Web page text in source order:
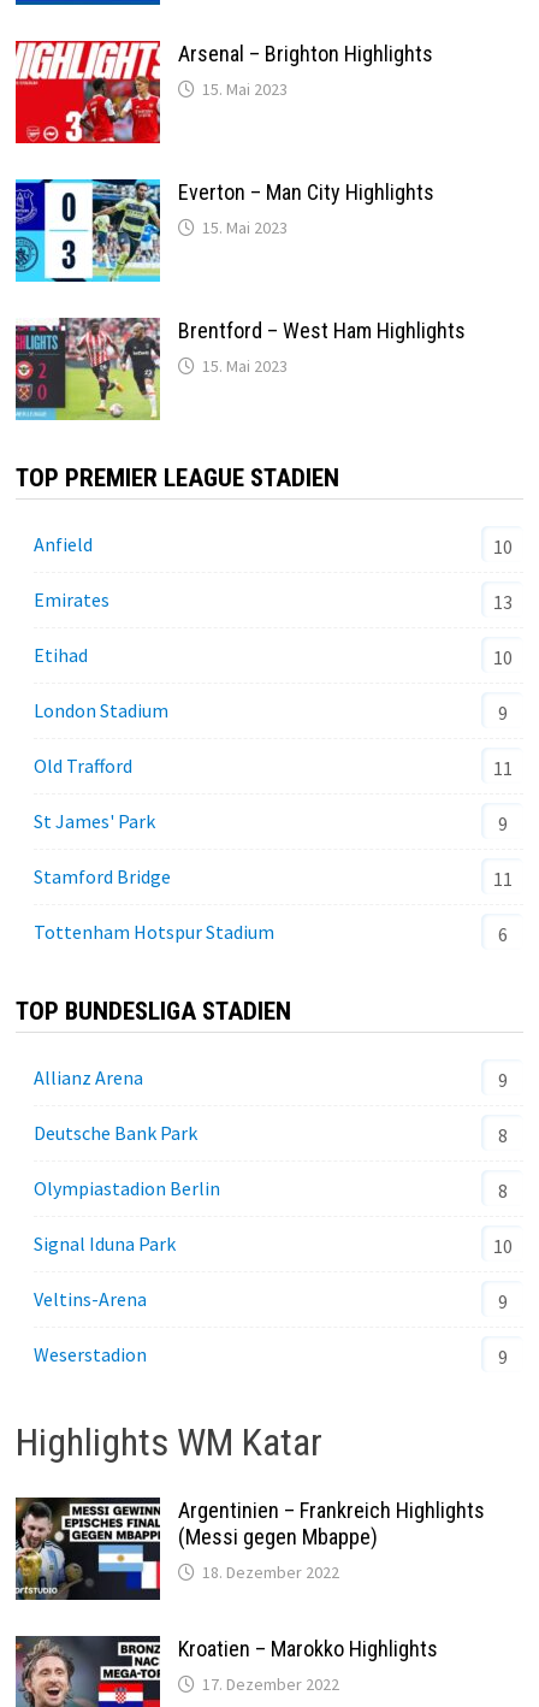
Arsenal – Brighton Highlights
15. Mai 2023
Everton – Man City Highlights
15. Mai 2023
Brentford – West Ham Highlights
15. Mai 2023
TOP PREMIER LEAGUE STADIEN
Anfield 10
Emirates 13
Etihad 10
London Stadium 9
Old Trafford 11
St James' Park 9
Stamford Bridge 11
Tottenham Hotspur Stadium 6
TOP BUNDESLIGA STADIEN
Allianz Arena 9
Deutsche Bank Park 8
Olympiastadion Berlin 8
Signal Iduna Park 10
Veltins-Arena 9
Weserstadion 9
Highlights WM Katar
Argentinien – Frankreich Highlights
(Messi gegen Mbappe)
18. Dezember 2022
Kroatien – Marokko Highlights
17. Dezember 2022